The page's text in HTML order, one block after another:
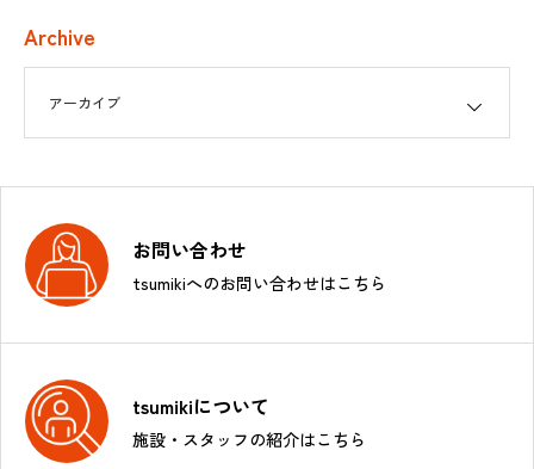
Archive
お問い合わせ
tsumikiへのお問い合わせはこちら
tsumikiについて
施設・スタッフの紹介はこちら